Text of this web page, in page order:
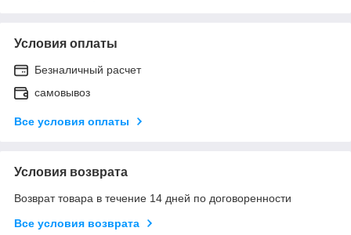
Условия оплаты
Безналичный расчет
самовывоз
Все условия оплаты
Условия возврата
Возврат товара в течение 14 дней по договоренности
Все условия возврата